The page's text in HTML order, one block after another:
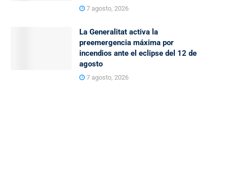
7 agosto, 2026
La Generalitat activa la
preemergencia máxima por
incendios ante el eclipse del 12 de
agosto
7 agosto, 2026